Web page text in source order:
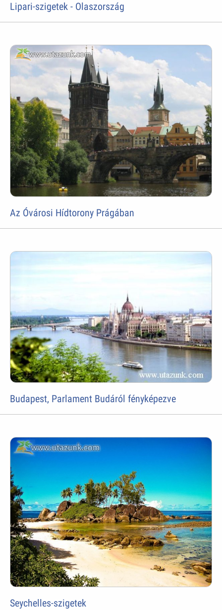
Lipari-szigetek - Olaszország
Az Óvárosi Hídtorony Prágában
Budapest, Parlament Budáról fényképezve
Seychelles-szigetek